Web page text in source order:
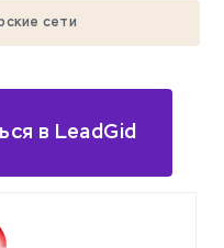
сети
в LeadGid